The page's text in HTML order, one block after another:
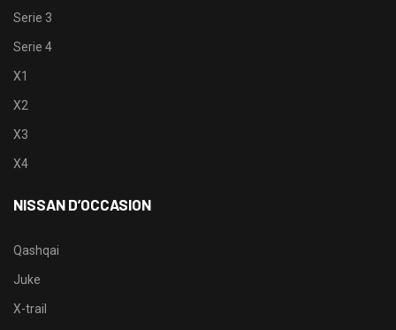
Serie 3
Serie 4
X1
X2
X3
X4
NISSAN D’OCCASION
Qashqai
Juke
X-trail